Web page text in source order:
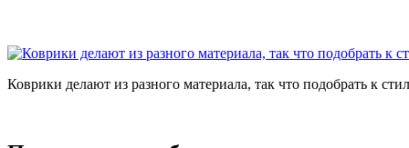
Коврики делают из разного материала, так что подобрать к